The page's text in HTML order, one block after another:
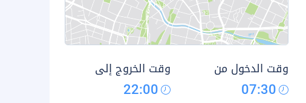
وقت الدخول من
07:30
وقت الخروج إلى
22:00